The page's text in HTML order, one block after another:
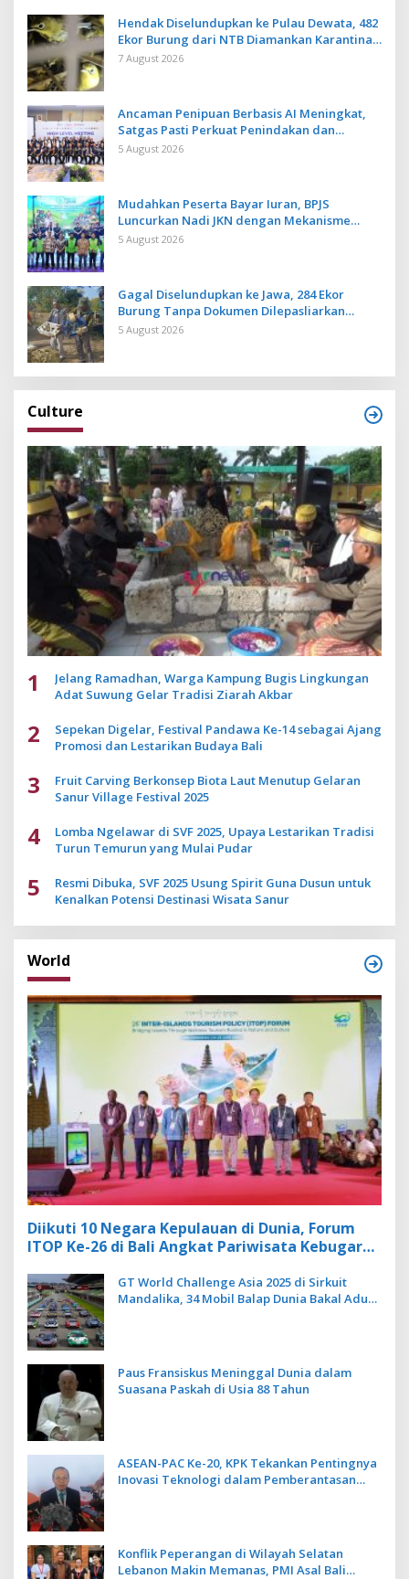
Hendak Diselundupkan ke Pulau Dewata, 482
Ekor Burung dari NTB Diamankan Karantina
Bali
7 August 2026
Ancaman Penipuan Berbasis AI Meningkat,
Satgas Pasti Perkuat Penindakan dan
Pengembangan Aplikasi Anti Penipuan
5 August 2026
Mudahkan Peserta Bayar Iuran, BPJS
Luncurkan Nadi JKN dengan Mekanisme
Menabung
5 August 2026
Gagal Diselundupkan ke Jawa, 284 Ekor
Burung Tanpa Dokumen Dilepasliarkan
Cegah Ancaman Penyakit
5 August 2026
Culture
1
Jelang Ramadhan, Warga Kampung Bugis Lingkungan
Adat Suwung Gelar Tradisi Ziarah Akbar
2
Sepekan Digelar, Festival Pandawa Ke-14 sebagai Ajang
Promosi dan Lestarikan Budaya Bali
3
Fruit Carving Berkonsep Biota Laut Menutup Gelaran
Sanur Village Festival 2025
4
Lomba Ngelawar di SVF 2025, Upaya Lestarikan Tradisi
Turun Temurun yang Mulai Pudar
5
Resmi Dibuka, SVF 2025 Usung Spirit Guna Dusun untuk
Kenalkan Potensi Destinasi Wisata Sanur
World
Diikuti 10 Negara Kepulauan di Dunia, Forum
ITOP Ke-26 di Bali Angkat Pariwisata Kebugaran
GT World Challenge Asia 2025 di Sirkuit
Mandalika, 34 Mobil Balap Dunia Bakal Adu
Paus Fransiskus Meninggal Dunia dalam
Suasana Paskah di Usia 88 Tahun
ASEAN-PAC Ke-20, KPK Tekankan Pentingnya
Inovasi Teknologi dalam Pemberantasan
Konflik Peperangan di Wilayah Selatan
Lebanon Makin Memanas, PMI Asal Bali